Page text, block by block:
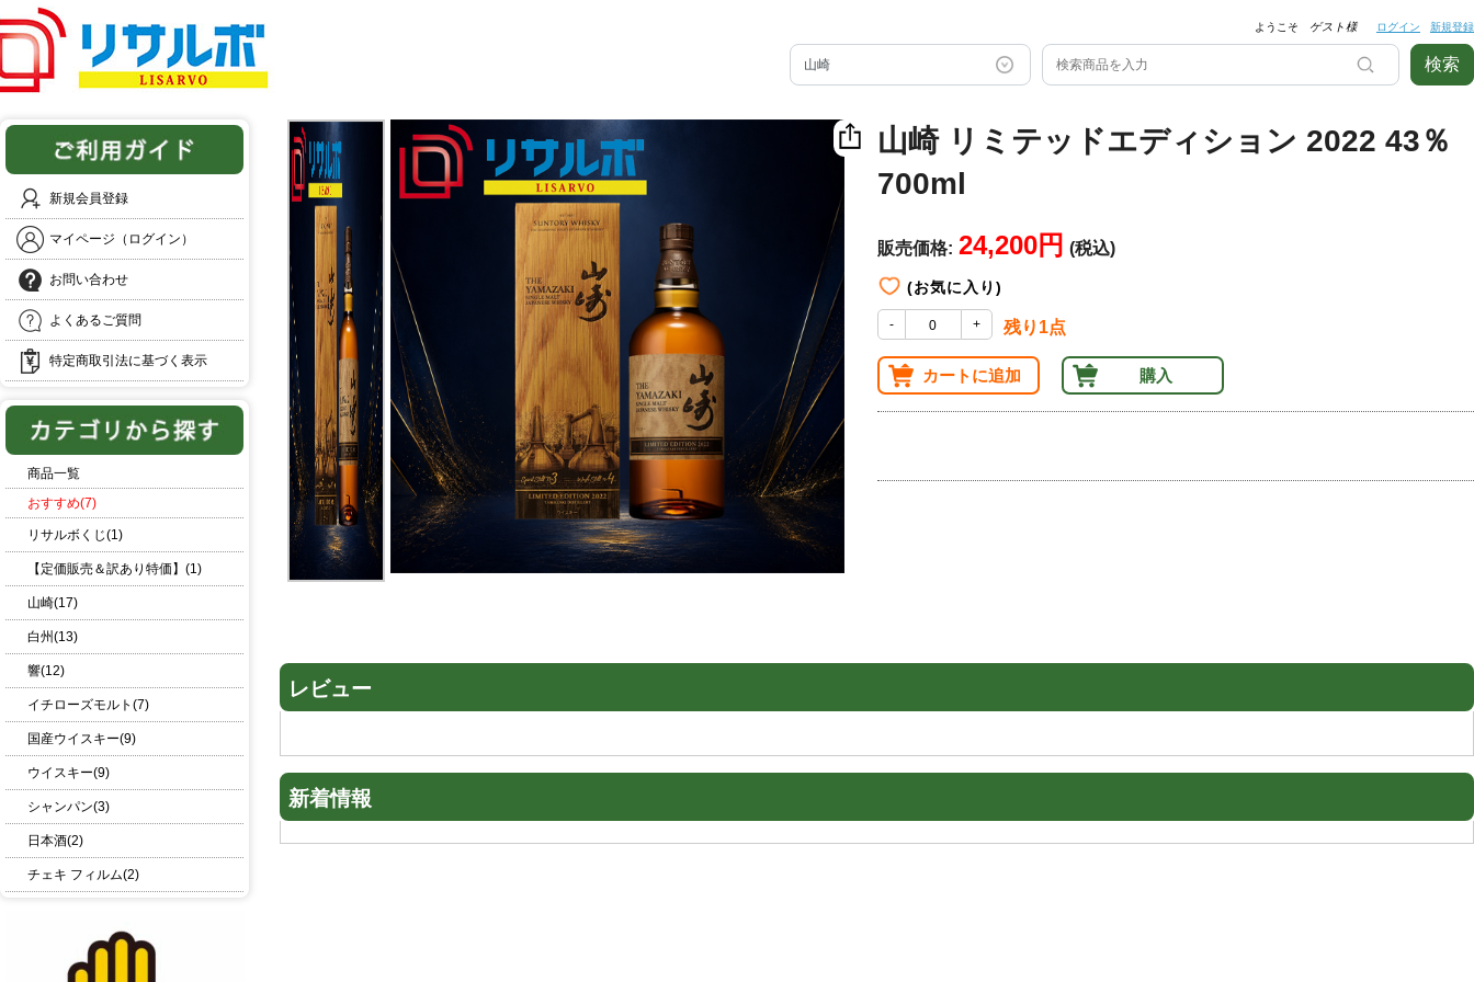
ようこそ ゲスト様 ログイン 新規登録
検索
新規会員登録
マイページ（ログイン）
お問い合わせ
よくあるご質問
特定商取引法に基づく表示
商品一覧
おすすめ(7)
リサルボくじ(1)
【定価販売＆訳あり特価】(1)
山崎(17)
白州(13)
響(12)
イチローズモルト(7)
国産ウイスキー(9)
ウイスキー(9)
シャンパン(3)
日本酒(2)
チェキ フィルム(2)
山崎 リミテッドエディション 2022 43％
700ml
販売価格: 24,200円 (税込)
(お気に入り)
- + 残り1点
カートに追加 購入
レビュー
新着情報